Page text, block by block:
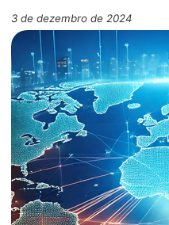
3 de dezembro de 2024